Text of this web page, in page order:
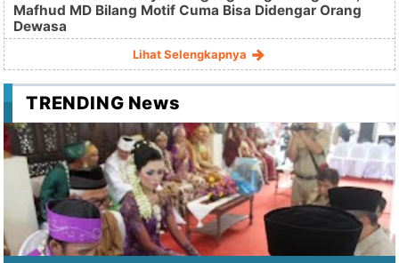
Mafhud MD Bilang Motif Cuma Bisa Didengar Orang
Dewasa
Lihat Selengkapnya
TRENDING News